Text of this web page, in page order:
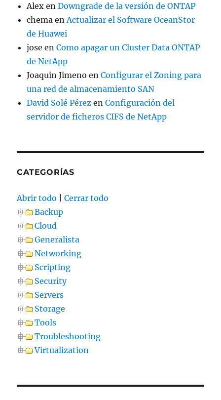
Alex enDowngrade de la versión de ONTAP
chema en Actualizar el Software OceanStor
de Huawei
jose enComo apagar un Cluster Data ONTAP
de NetApp
Joaquin Jimeno enConfigurar el Zoning para
una red de almacenamiento SAN
David Solé Pérez enConfiguración del
servidor de ficheros CIFS de NetApp
CATEGORÍAS
Abrir todo |Cerrar todo
Backup
Cloud
Generalista
Networking
Scripting
Security
Servers
Storage
Tools
Troubleshooting
Virtualization